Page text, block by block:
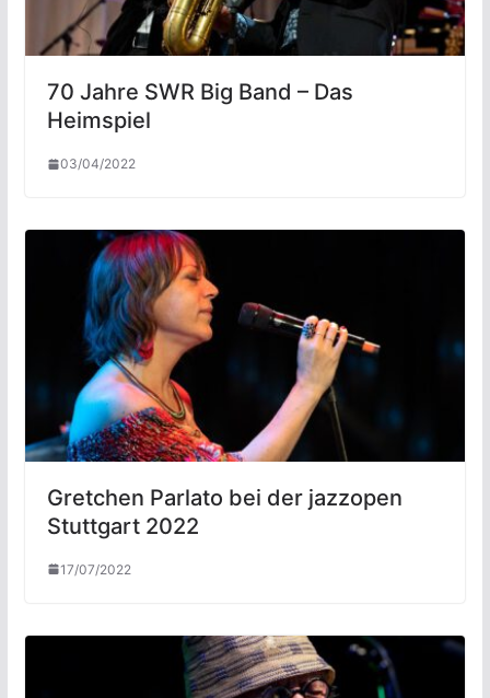
70 Jahre SWR Big Band – Das
Heimspiel
03/04/2022
Gretchen Parlato bei der jazzopen
Stuttgart 2022
17/07/2022